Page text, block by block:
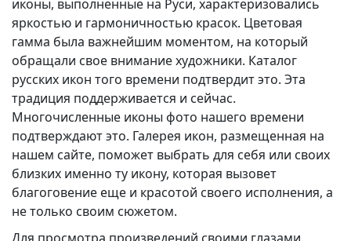
иконы, выполненные на Руси, характеризовались
яркостью и гармоничностью красок. Цветовая
гамма была важнейшим моментом, на который
обращали свое внимание художники. Каталог
русских икон того времени подтвердит это. Эта
традиция поддерживается и сейчас.
Многочисленные иконы фото нашего времени
подтверждают это. Галерея икон, размещенная на
нашем сайте, поможет выбрать для себя или своих
близких именно ту икону, которая вызовет
благоговение еще и красотой своего исполнения, а
не только своим сюжетом.